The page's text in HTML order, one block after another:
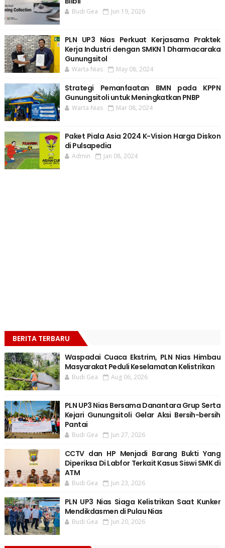
Budi Gea Jun 19, 2026
PLN UP3 Nias Perkuat Kerjasama Praktek
Kerja Industri dengan SMKN 1 Dharmacaraka
Gunungsitol
Warta Nias May 08, 2024
Strategi Pemanfaatan BMN pada KPPN
Gunungsitoli untuk Meningkatkan PNBP
Warta Nias Mar 08, 2024
Paket Piala Asia 2024 K-Vision Harga Diskon
di Pulsapedia
Admin Jan 08, 2024
BERITA TERBARU
Waspadai Cuaca Ekstrim, PLN Nias Himbau
Masyarakat Peduli Keselamatan Kelistrikan
Budi Gea Aug 06, 2026
PLN UP3 Nias Bersama Danantara Grup Serta
Kejari Gunungsitoli Gelar Aksi Bersih-bersih
Pantai
Budi Gea Jun 27, 2026
CCTV dan HP Menjadi Barang Bukti Yang
Diperiksa Di Labfor Terkait Kasus Siswi SMK di
ATM
Budi Gea Jun 23, 2026
PLN UP3 Nias Siaga Kelistrikan Saat Kunker
Mendikdasmen di Pulau Nias
Budi Gea Jun 20, 2026